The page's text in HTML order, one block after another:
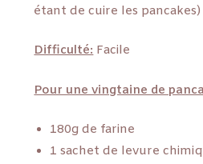
étant de cuire les pancakes)
Difficulté:Facile
Pour une vingtaine de
180g de farine
1 sachet de levure